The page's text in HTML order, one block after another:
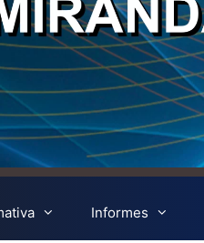
Informes